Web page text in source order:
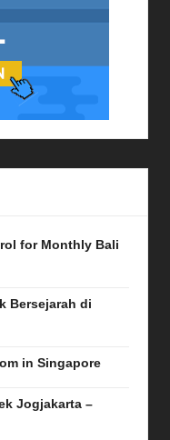
for Monthly Bali
Bersejarah di
in Singapore
Jogjakarta –